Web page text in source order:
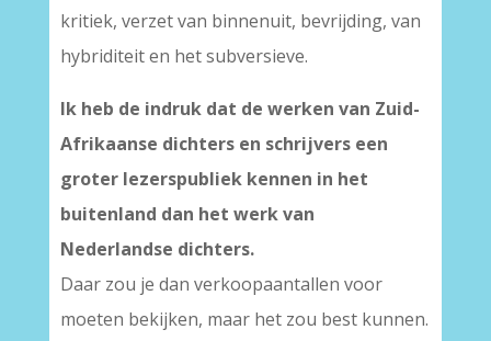
kritiek, verzet van binnenuit, bevrijding, van
hybriditeit en het subversieve.
Ik heb de indruk dat de werken van Zuid-
Afrikaanse dichters en schrijvers een
groter lezerspubliek kennen in het
buitenland dan het werk van
Nederlandse dichters.
Daar zou je dan verkoopaantallen voor
moeten bekijken, maar het zou best kunnen.